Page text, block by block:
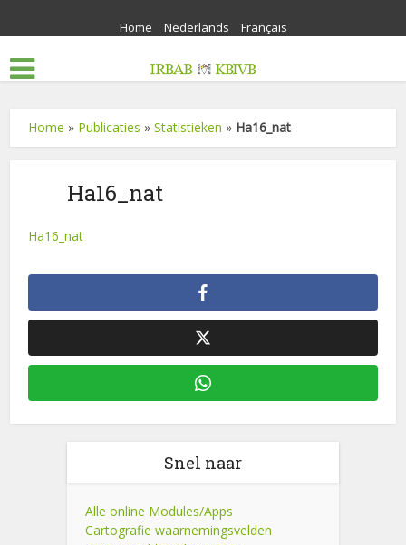
Home Nederlands Français
Home » Publicaties »Statistieken » Ha16_nat
Ha16_nat
Ha16_nat
Snel naar
Alle online Modules/Apps
Cartografie waarnemingsvelden